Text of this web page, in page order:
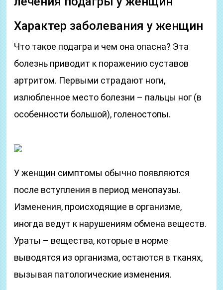
Характер заболевания у женщин
Что такое подагра и чем она опасна? Эта
болезнь приводит к поражению суставов
артритом. Первыми страдают ноги,
излюбленное место болезни – пальцы ног (в
особенности большой), голеностопы.
У женщин симптомы обычно появляются
после вступления в период менопаузы.
Изменения, происходящие в организме,
иногда ведут к нарушениям обмена веществ.
Ураты – вещества, которые в норме
выводятся из организма, остаются в тканях,
вызывая патологические изменения.